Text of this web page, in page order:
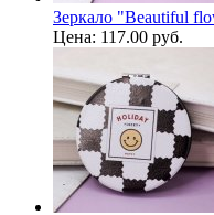
Зеркало "Beautiful
Цена: 117.00 руб.